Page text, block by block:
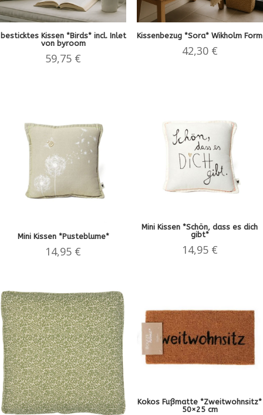
besticktes Kissen *Birds* incl. Inlet
von byroom
59,75 €
Kissenbezug *Sora* Wikholm Form
42,30 €
Mini Kissen *Pusteblume*
14,95 €
Mini Kissen *Schön, dass es dich
gibt*
14,95 €
Kokos Fußmatte *Zweitwohnsitz*
50×25 cm